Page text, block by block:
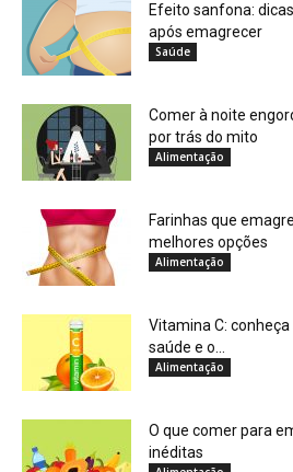
Efeito sanfona:
após emagrecer
Saúde
Comer à noite
por trás do mito
Alimentação
Farinhas que
melhores opções
Alimentação
Vitamina C:
saúde e o...
Alimentação
O que comer para
inéditas